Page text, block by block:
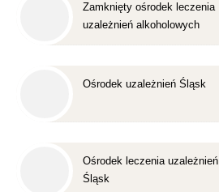
Zamknięty ośrodek leczenia
uzależnień alkoholowych
Ośrodek uzależnień Śląsk
Ośrodek leczenia uzależnień
Śląsk